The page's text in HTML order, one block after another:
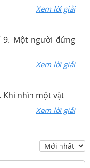
Xem lời giải
9. Một người đứng
Xem lời giải
Khi nhìn một vật
Xem lời giải